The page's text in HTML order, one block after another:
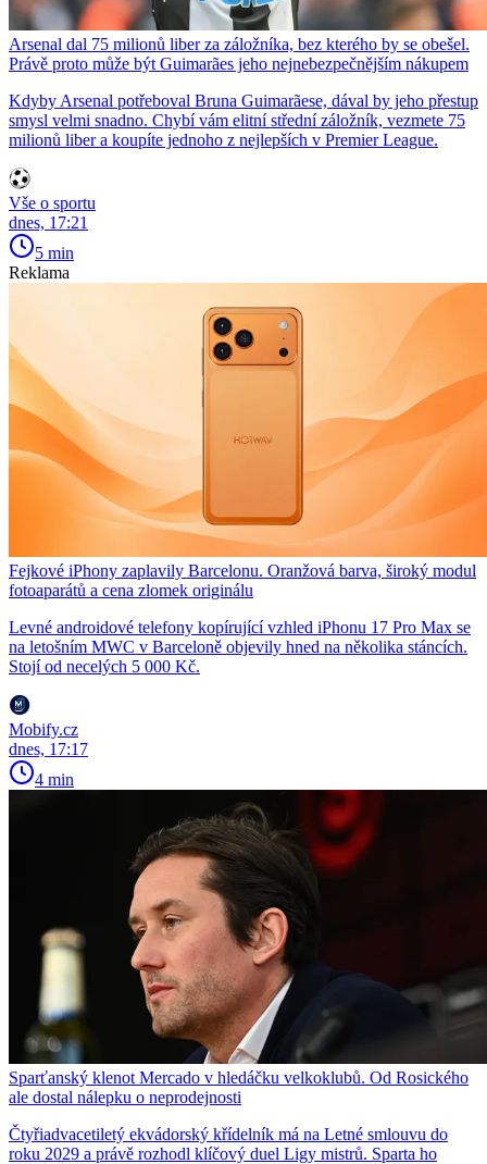
Arsenal dal 75 milionů liber za záložníka, bez kterého by se obešel.
Právě proto může být Guimarães jeho nejnebezpečnějším nákupem
Kdyby Arsenal potřeboval Bruna Guimarãese, dával by jeho přestup
smysl velmi snadno. Chybí vám elitní střední záložník, vezmete 75
milionů liber a koupíte jednoho z nejlepších v Premier League.
Vše o sportu
dnes, 17:21
5 min
Reklama
Fejkové iPhony zaplavily Barcelonu. Oranžová barva, široký modul
fotoaparátů a cena zlomek originálu
Levné androidové telefony kopírující vzhled iPhonu 17 Pro Max se
na letošním MWC v Barceloně objevily hned na několika stáncích.
Stojí od necelých 5 000 Kč.
Mobify.cz
dnes, 17:17
4 min
Sparťanský klenot Mercado v hledáčku velkoklubů. Od Rosického
ale dostal nálepku o neprodejnosti
Čtyřiadvacetiletý ekvádorský křídelník má na Letné smlouvu do
roku 2029 a právě rozhodl klíčový duel Ligy mistrů. Sparta ho